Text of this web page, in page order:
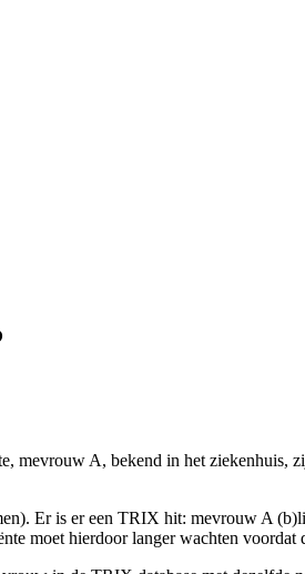
mevrouw A, bekend in het ziekenhuis,
Er is er een TRIX hit: mevrouw A
moet hierdoor langer wachten voordat